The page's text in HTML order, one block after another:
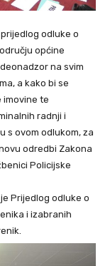
odluke o
općine
na svim
a kako bi se
imovine te
radnji i
s ovom odlukom, za
odredbi Zakona
Policijske
Prijedlog odluke o
i izabranih